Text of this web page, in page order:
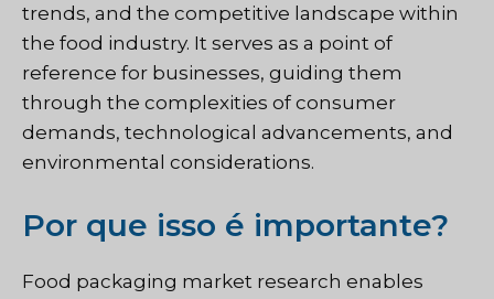
trends, and the competitive landscape within
the food industry. It serves as a point of
reference for businesses, guiding them
through the complexities of consumer
demands, technological advancements, and
environmental considerations.
Por que isso é importante?
Food packaging market research enables